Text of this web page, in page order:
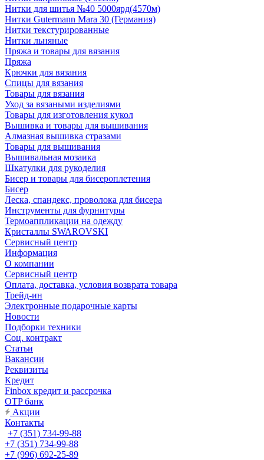
Нитки для шитья №40 5000ярд(4570м)
Нитки Gutermann Mara 30 (Германия)
Нитки текстурированные
Нитки льняные
Пряжа и товары для вязания
Пряжа
Крючки для вязания
Спицы для вязания
Товары для вязания
Уход за вязаными изделиями
Товары для изготовления кукол
Вышивка и товары для вышивания
Алмазная вышивка стразами
Товары для вышивания
Вышивальная мозаика
Шкатулки для рукоделия
Бисер и товары для бисероплетения
Бисер
Леска, спандекс, проволока для бисера
Инструменты для фурнитуры
Термоаппликации на одежду
Кристаллы SWAROVSKI
Сервисный центр
Информация
О компании
Сервисный центр
Оплата, доставка, условия возврата товара
Трейд-ин
Электронные подарочные карты
Новости
Подборки техники
Соц. контракт
Статьи
Вакансии
Реквизиты
Кредит
Finbox кредит и рассрочка
OTP банк
Акции
Контакты
+7 (351) 734-99-88
+7 (351) 734-99-88
+7 (996) 692-25-89